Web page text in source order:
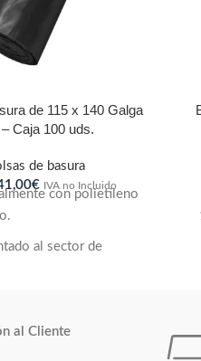
de 115 x 140 Galga
Caja 100 uds.
de basura
€ IVA no Incluido
con polietileno
al sector de
utilizadas con cubos y
al Cliente